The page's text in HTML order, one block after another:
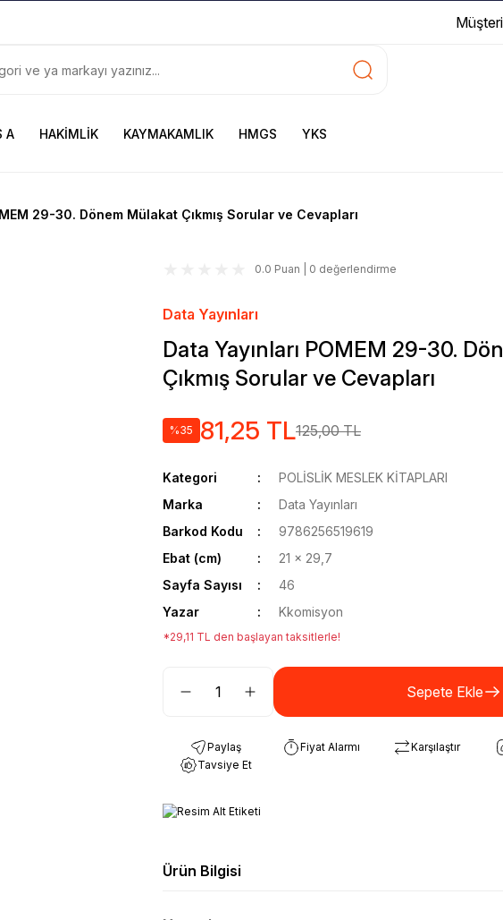
A HAKİMLİK KAYMAKAMLIK HMGS YKS
29-30. Dönem Mülakat Çıkmış Sorular ve Cevapları
0.0 Puan | 0 değerlendirme
Data Yayınları
Data Yayınları POMEM 29-30.
Çıkmış Sorular ve Cevapları
%35 81,25 TL125,00 TL
Kategori
POLİSLİK MESLEK KİTAPLARI
Marka
Data Yayınları
Barkod Kodu
9786256519619
Ebat (cm)
21 x 29,7
Sayfa Sayısı
46
Yazar
Kkomisyon
*29,11 TL den başlayan taksitlerle!
Sepete Ekle
Paylaş Fiyat Alarmı Karşılaştır
Tavsiye Et
Ürün Bilgisi